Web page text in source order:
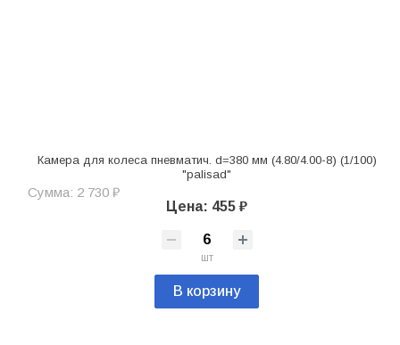
Камера для колеса пневматич. d=380 мм (4.80/4.00-8) (1/100)
"palisad"
Сумма: 2 730 ₽
Цена: 455 ₽
шт
В корзину